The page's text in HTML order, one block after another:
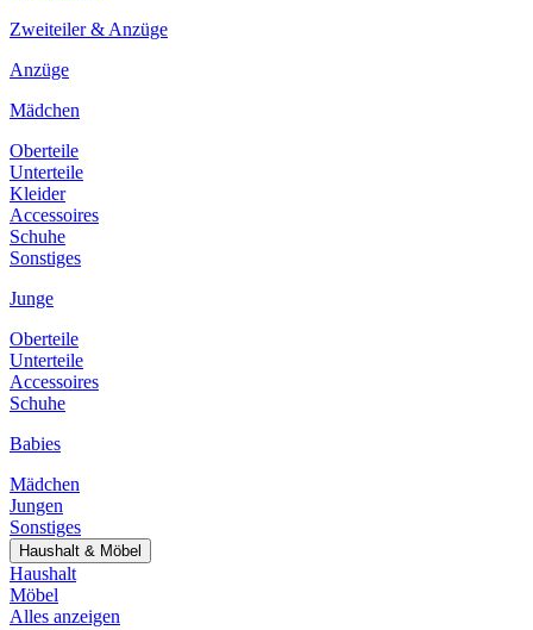
Zweiteiler & Anzüge
Anzüge
Mädchen
Oberteile
Unterteile
Kleider
Accessoires
Schuhe
Sonstiges
Junge
Oberteile
Unterteile
Accessoires
Schuhe
Babies
Mädchen
Jungen
Sonstiges
Haushalt & Möbel
Haushalt
Möbel
Alles anzeigen